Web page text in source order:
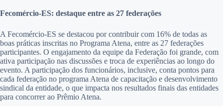
Fecomércio-ES: destaque entre as 27 federações
A Fecomércio-ES se destacou por contribuir com 16% de todas as
boas práticas inscritas no Programa Atena, entre as 27 federações
participantes. O engajamento da equipe da Federação foi grande, com
ativa participação nas discussões e troca de experiências ao longo do
evento. A participação dos funcionários, inclusive, conta pontos para
cada federação no programa Atena de capacitação e desenvolvimento
sindical da entidade, o que impacta nos resultados finais das entidades
para concorrer ao Prêmio Atena.